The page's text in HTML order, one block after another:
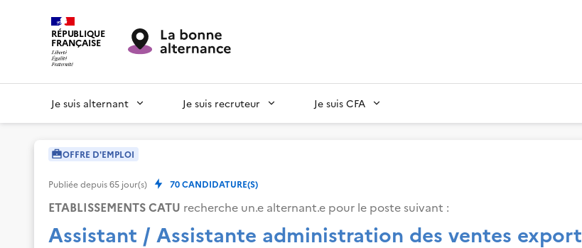
RÉPUBLIQUE
FRANÇAISE
Je suis alternant Je suis recruteur Je suis CFA
OFFRE D'EMPLOI
Publiée depuis65 jour(s) 70CANDIDATURE(S)
ETABLISSEMENTS CATU recherche un.e alternant.e pour le poste suivant :
Assistant / Assistante administration des ventes export